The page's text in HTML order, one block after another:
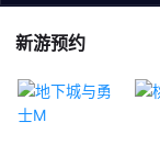
新游预约